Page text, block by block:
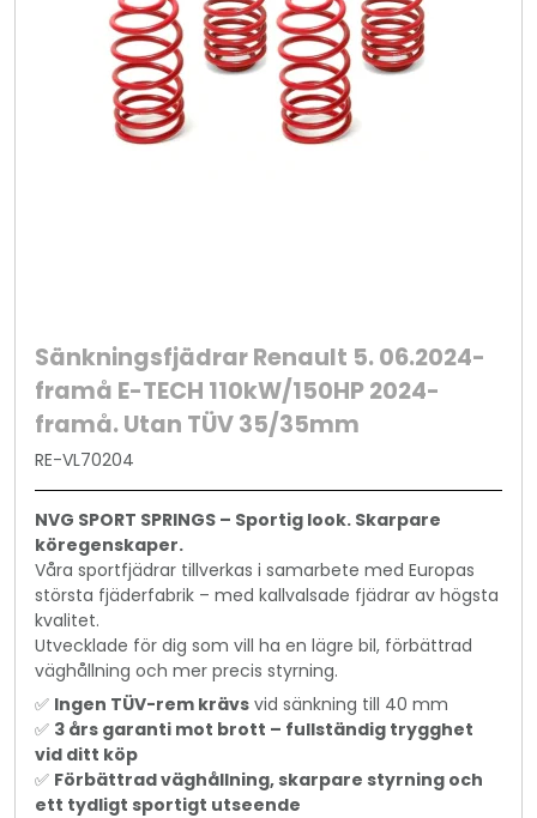
Sänkningsfjädrar Renault 5. 06.2024-
framå E-TECH 110kW/150HP 2024-
framå. Utan TÜV 35/35mm
RE-VL70204
NVG SPORT SPRINGS – Sportig look. Skarpare
köregenskaper.
Våra sportfjädrar tillverkas i samarbete med Europas
största fjäderfabrik – med kallvalsade fjädrar av högsta
kvalitet.
Utvecklade för dig som vill ha en lägre bil, förbättrad
väghållning och mer precis styrning.
✅ Ingen TÜV-rem krävs vid sänkning till 40 mm
✅ 3 års garanti mot brott – fullständig trygghet
vid ditt köp
✅ Förbättrad väghållning, skarpare styrning och
ett tydligt sportigt utseende